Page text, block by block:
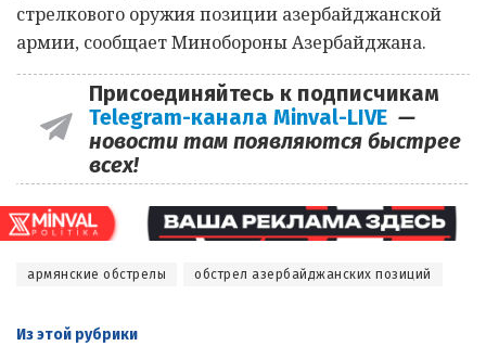
стрелкового оружия позиции азербайджанской
армии, сообщает Минобороны Азербайджана.
Присоединяйтесь к подписчикам
Telegram-канала Minval-LIVE —
новости там появляются быстрее
всех!
армянские обстрелы обстрел азербайджанских позиций
Из этой рубрики